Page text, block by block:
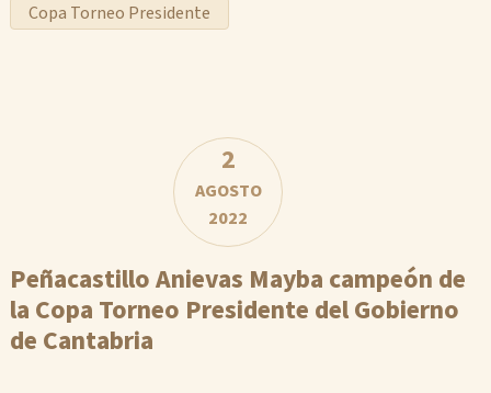
Copa Torneo Presidente
2
AGOSTO
2022
Peñacastillo Anievas Mayba campeón de
la Copa Torneo Presidente del Gobierno
de Cantabria